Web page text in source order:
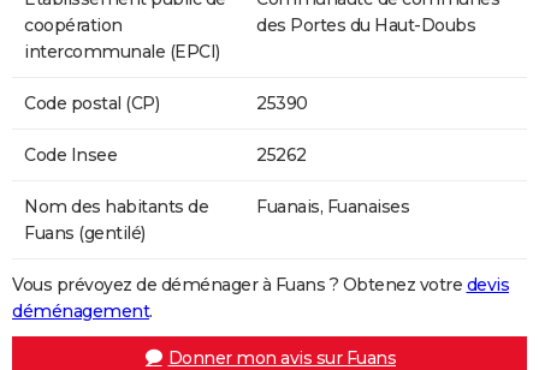
coopération
intercommunale (EPCI)
des Portes du Haut-Doubs
Code postal (CP) 25390
Code Insee 25262
Nom des habitants de
Fuans (gentilé)
Fuanais, Fuanaises
Vous prévoyez de déménager à Fuans ? Obtenez votre devis
déménagement.
Donner mon avis sur Fuans